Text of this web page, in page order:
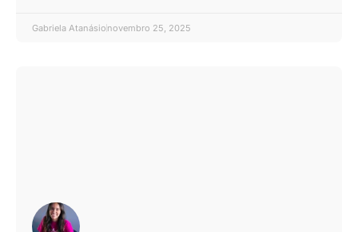
Gabriela Atanásio novembro 25, 2025